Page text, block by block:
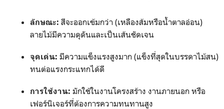
ลักษณะ: สีจะออกเข้มกว่า (เหลืองส้มหรือน้ำตาลอ่อน)
ลายไม้มีความดุดันและเป็นเส้นชัดเจน
จุดเด่น: มีความแข็งแรงสูงมาก (แข็งที่สุดในบรรดาไม้สน)
ทนต่อแรงกระแทกได้ดี
การใช้งาน: มักใช้ในงานโครงสร้าง งานภายนอก หรือ
เฟอร์นิเจอร์ที่ต้องการความทนทานสูง